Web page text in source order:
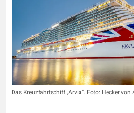
Das Kreuzfahrtschiff „Arvia“. Foto: Hecker von